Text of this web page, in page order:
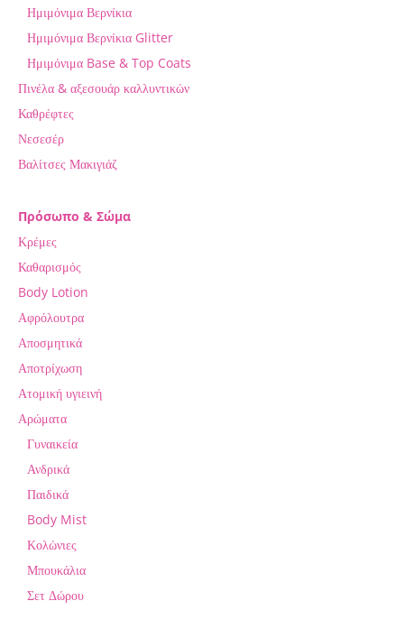
Ημιμόνιμα Βερνίκια
Ημιμόνιμα Βερνίκια Glitter
Ημιμόνιμα Base & Top Coats
Πινέλα & αξεσουάρ καλλυντικών
Καθρέφτες
Νεσεσέρ
Βαλίτσες Μακιγιάζ
Πρόσωπο & Σώμα
Κρέμες
Καθαρισμός
Body Lotion
Αφρόλουτρα
Αποσμητικά
Αποτρίχωση
Ατομική υγιεινή
Αρώματα
Γυναικεία
Ανδρικά
Παιδικά
Body Mist
Κολώνιες
Μπουκάλια
Σετ Δώρου